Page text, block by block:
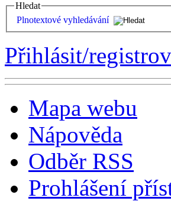
Hledat
Plnotextové vyhledávání
Přihlásit/
Mapa webu
Nápověda
Odběr RSS
Prohlášení